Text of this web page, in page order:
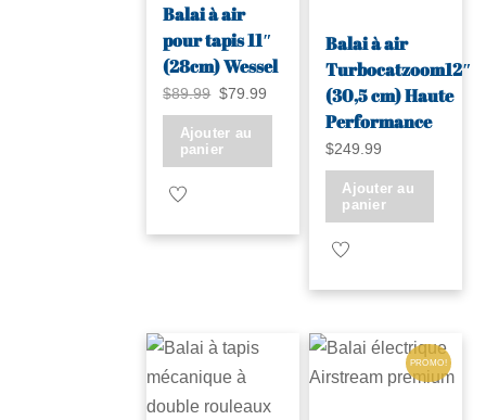
choisies
sur
la
page
produit
être
choisies
sur
la
page
produit
Balai à air
pour tapis 11″
(28cm) Wessel
$89.99 Le
initial
$79.99
Ajouter au
panier
Balai à air
Turbocatzoom12″
(30,5 cm) Haute
Performance
$249.99
Ajouter au
panier
PROMO!